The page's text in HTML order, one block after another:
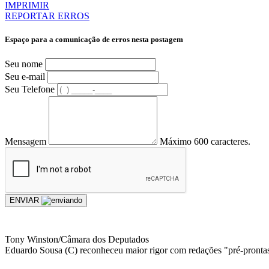
IMPRIMIR
REPORTAR ERROS
Espaço para a comunicação de erros nesta postagem
Seu nome
Seu e-mail
Seu Telefone
Mensagem Máximo 600 caracteres.
ENVIAR
Tony Winston/Câmara dos Deputados
Eduardo Sousa (C) reconheceu maior rigor com redações "pré-